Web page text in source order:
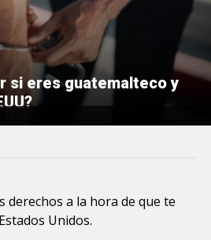
si eres guatemalteco y
derechos a la hora de que te
Unidos.